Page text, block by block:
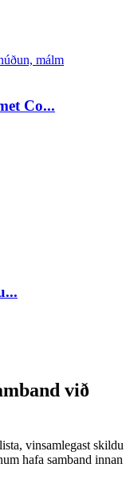
Co...
við
vinsamlegast skildu
hafa samband innan